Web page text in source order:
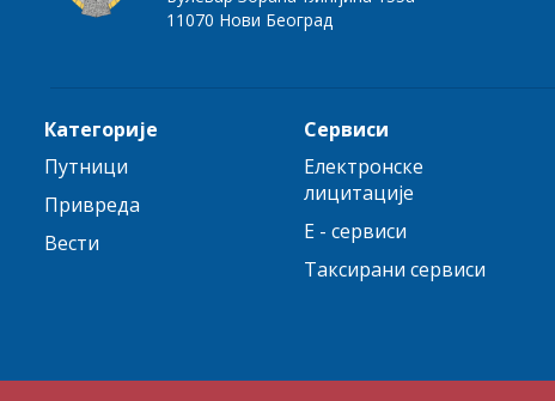
11070 Нови Београд
Категорије
Путници
Привреда
Вести
Сервиси
Електронске
лицитације
E - сервиси
Таксирани сервиси